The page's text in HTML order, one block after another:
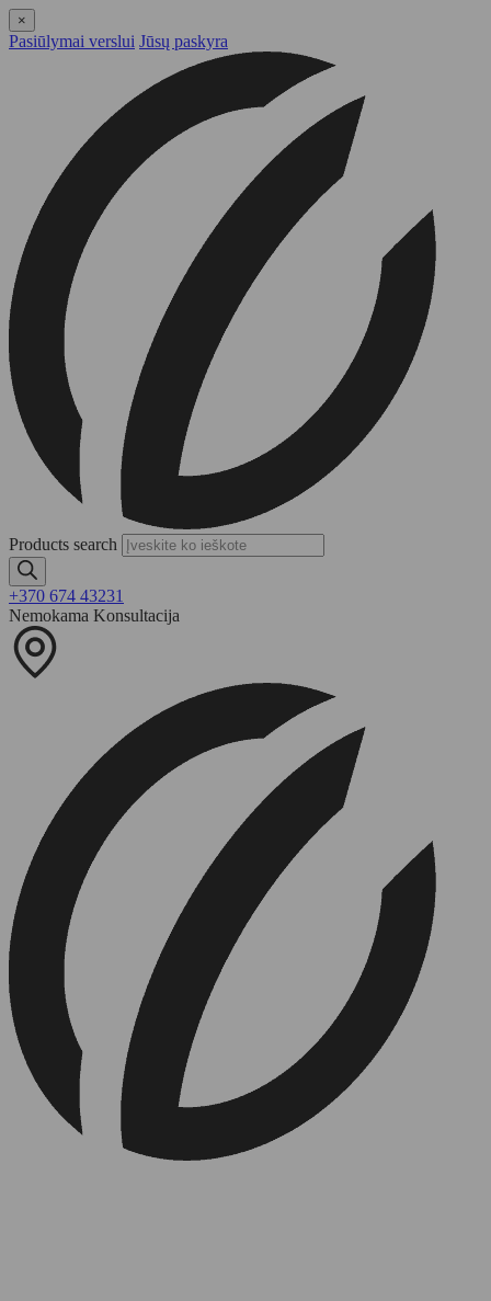
×
Pasiūlymai verslui Jūsų paskyra
Products search
+370 674 43231
Nemokama Konsultacija